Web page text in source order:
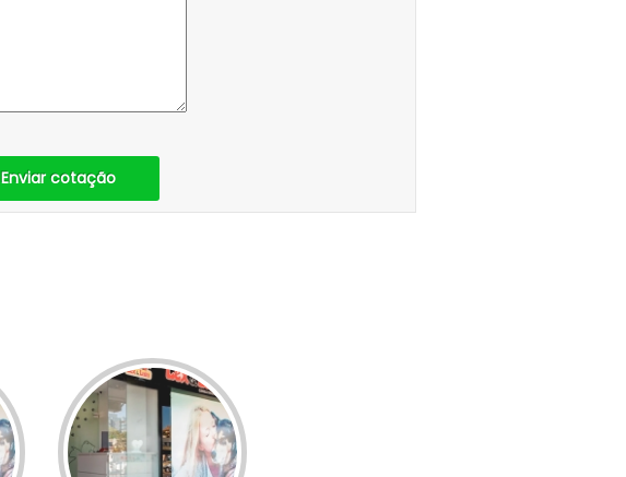
Enviar cotação